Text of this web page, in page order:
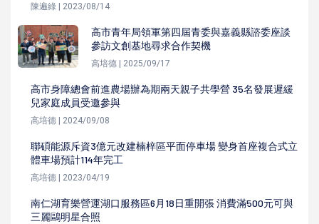
陳遍綠 | 2023/08/14
高市青年局領軍第四屆青委與嘉義縣諮委座談
參訪文創基地尋求合作契機
高培德 | 2025/09/17
高市身障總會前進農場辦為期兩天親子共學營 35名發展遲緩
兒家庭成員受邀參與
高培德 | 2024/09/08
聯碩能源斥資3億元改建楠梓區平面停車場 變身首座複合式立
體車場預計114年完工
高培德 | 2023/04/19
南仁湖育樂營運湖口服務區6月18日重開張 消費滿500元可與
三麗鷗明星合照